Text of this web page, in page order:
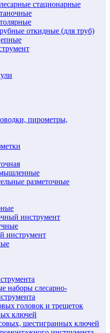
стационарные
откидные (для труб)
пирометры,
разметочные
инструмент
инструмент
наборы слесарно-
головок и трещеток
ключей
шестигранных ключей